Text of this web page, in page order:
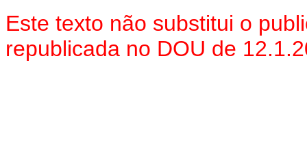
Este texto não substitui o
republicada no DOU de